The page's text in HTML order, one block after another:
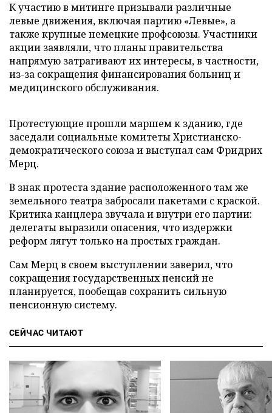
К участию в митинге призывали различные
левые движения, включая партию «Левые», а
также крупные немецкие профсоюзы. Участники
акции заявляли, что планы правительства
напрямую затрагивают их интересы, в частности,
из-за сокращения финансирования больниц и
медицинского обслуживания.
Протестующие прошли маршем к зданию, где
заседали социальные комитеты Христианско-
демократического союза и выступал сам Фридрих
Мерц.
В знак протеста здание расположенного там же
земельного театра забросали пакетами с краской.
Критика канцлера звучала и внутри его партии:
делегаты выразили опасения, что издержки
реформ лягут только на простых граждан.
Сам Мерц в своем выступлении заверил, что
сокращения государственных пенсий не
планируется, пообещав сохранить сильную
пенсионную систему.
СЕЙЧАС ЧИТАЮТ